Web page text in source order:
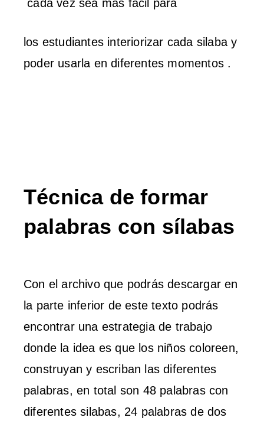
cada vez sea más fácil para
los estudiantes interiorizar cada silaba y
poder usarla en diferentes momentos .
Técnica de formar
palabras con sílabas
Con el archivo que podrás descargar en
la parte inferior de este texto podrás
encontrar una estrategia de trabajo
donde la idea es que los niños coloreen,
construyan y escriban las diferentes
palabras, en total son 48 palabras con
diferentes silabas, 24 palabras de dos